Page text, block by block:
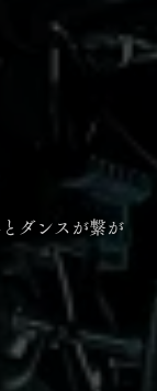
ダンスが繋が